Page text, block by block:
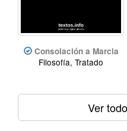
Consolación a Marcia
Filosofía, Tratado
Ver